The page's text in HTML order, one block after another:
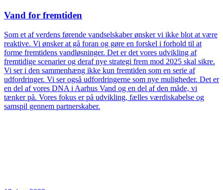
Vand for fremtiden
Som et af verdens førende vandselskaber ønsker vi ikke blot at være
reaktive. Vi ønsker at gå foran og gøre en forskel i forhold til at
forme fremtidens vandløsninger. Det er det vores udvikling af
fremtidige scenarier og deraf nye strategi frem mod 2025 skal sikre.
Vi ser i den sammenhæng ikke kun fremtiden som en serie af
udfordringer. Vi ser også udfordringerne som nye muligheder. Det er
en del af vores DNA i Aarhus Vand og en del af den måde, vi
tænker på. Vores fokus er på udvikling, fælles værdiskabelse og
samspil gennem partnerskaber.